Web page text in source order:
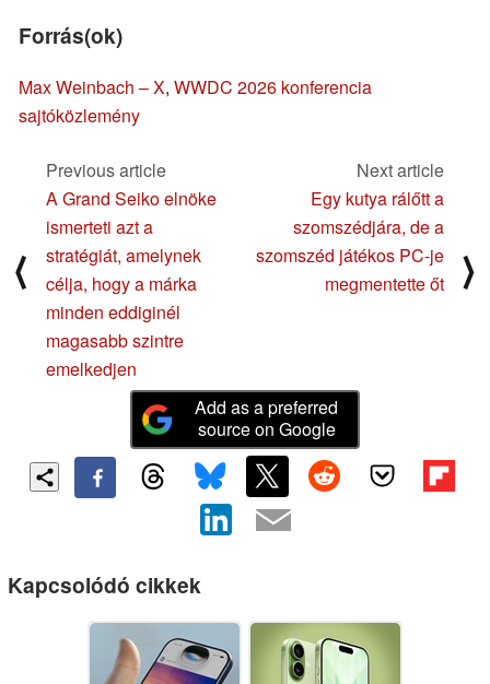
Forrás(ok)
Max Weinbach – X, WWDC 2026 konferencia
sajtóközlemény
⟨
Previous article
A Grand Seiko elnöke
ismerteti azt a
stratégiát, amelynek
célja, hogy a márka
minden eddiginél
magasabb szintre
emelkedjen
Next article
Egy kutya rálőtt a
szomszédjára, de a
szomszéd játékos PC-je
megmentette őt
⟩
Add as a preferred
source on Google
Kapcsolódó cikkek